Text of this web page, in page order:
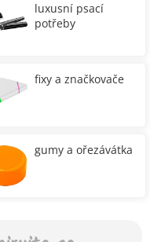
luxusní psací
potřeby
fixy a značkovače
gumy a ořezávátka